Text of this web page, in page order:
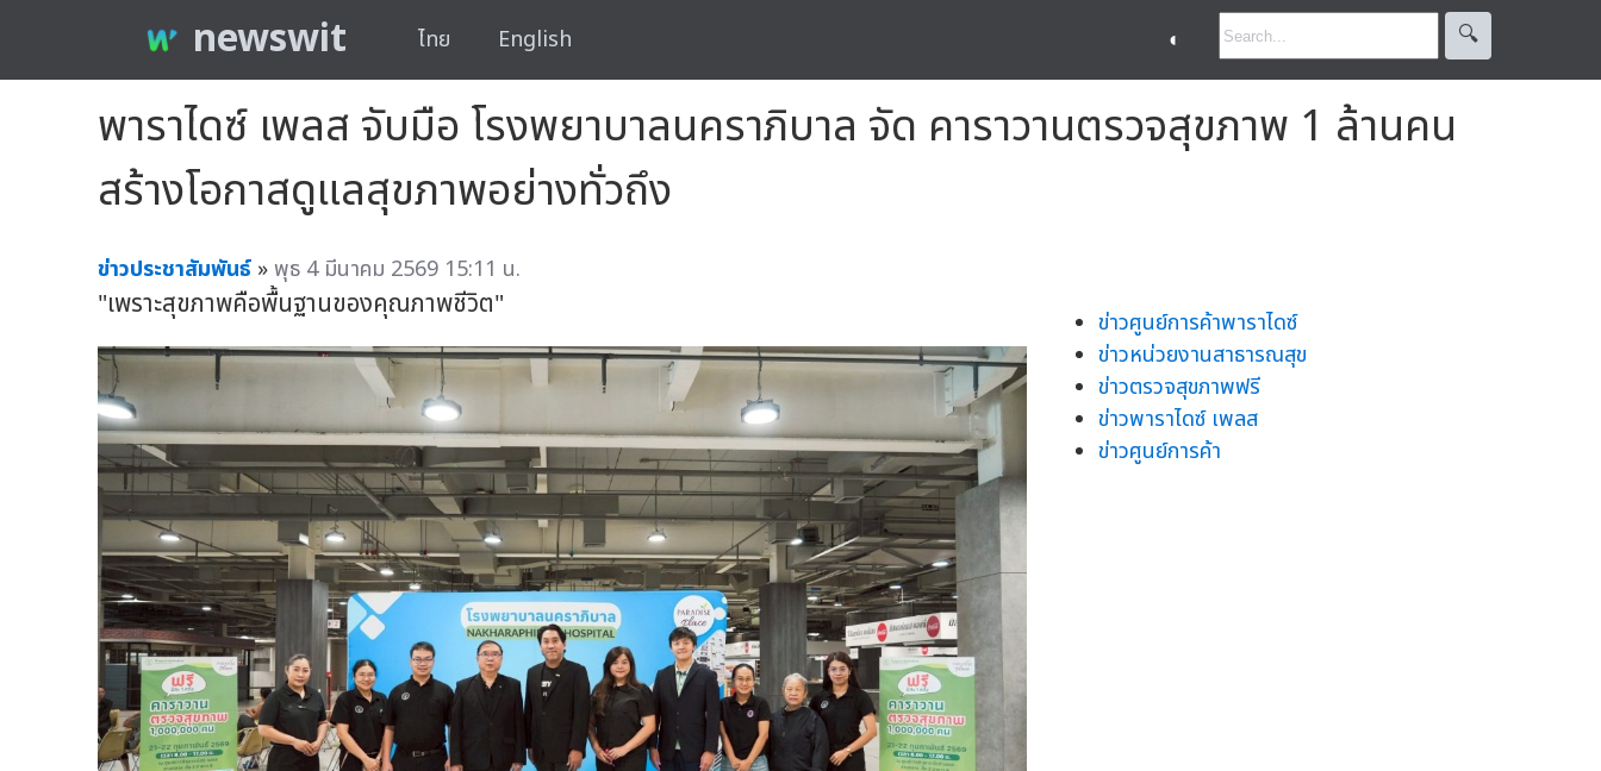
newswit ไทย English ◐ 🔍︎
พาราไดซ์ เพลส จับมือ โรงพยาบาลนคราภิบาล จัด คาราวานตรวจสุขภาพ 1 ล้านคน
สร้างโอกาสดูแลสุขภาพอย่างทั่วถึง
ข่าวประชาสัมพันธ์ »พุธ 4 มีนาคม 2569 15:11 น.
"เพราะสุขภาพคือพื้นฐานของคุณภาพชีวิต"
ข่าวศูนย์การค้าพาราไดซ์
ข่าวหน่วยงานสาธารณสุข
ข่าวตรวจสุขภาพฟรี
ข่าวพาราไดซ์ เพลส
ข่าวศูนย์การค้า